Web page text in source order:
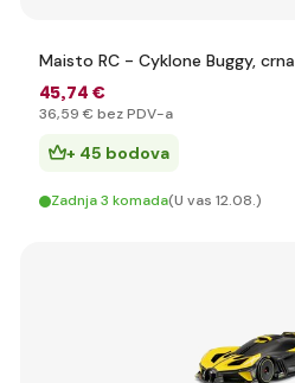
Maisto RC - Cyklone Buggy, crna
45,74 €
36,59 € bez PDV-a
+ 45 bodova
Zadnja 3 komada(U vas 12.08.)